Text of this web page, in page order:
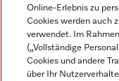
DEUTSCH
Online-Erlebnis zu
Cookies werden auch
verwendet. Im
(„Vollständige
Cookies und andere
über Ihr